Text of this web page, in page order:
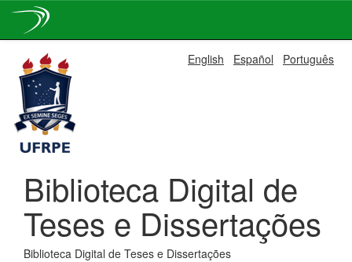
navigation
English Español Português
Biblioteca Digital de
Teses e Dissertações
Biblioteca Digital de Teses e Dissertações